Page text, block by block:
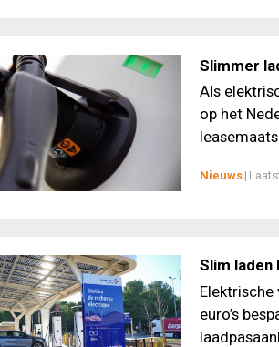
Slimmer
Als
op het
Nieuws |
Slim
euro’s